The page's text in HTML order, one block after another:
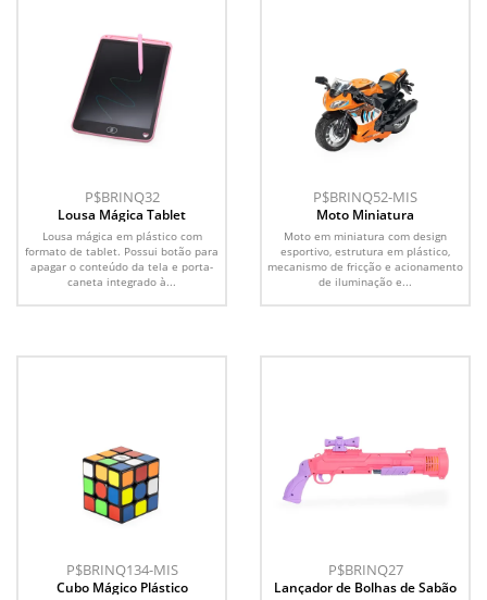
P$BRINQ32
Lousa Mágica Tablet
Lousa mágica em plástico com
formato de tablet. Possui botão para
apagar o conteúdo da tela e porta-
caneta integrado à...
P$BRINQ52-MIS
Moto Miniatura
Moto em miniatura com design
esportivo, estrutura em plástico,
mecanismo de fricção e acionamento
de iluminação e...
P$BRINQ134-MIS
Cubo Mágico Plástico
P$BRINQ27
Lançador de Bolhas de Sabão